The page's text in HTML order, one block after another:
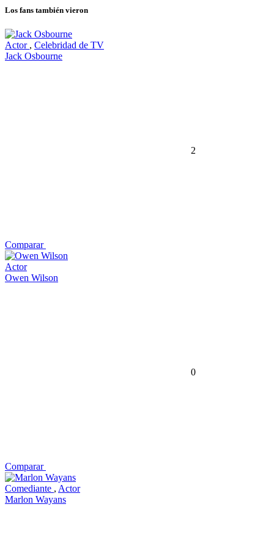
Los fans también vieron
Actor , Celebridad de TV
Jack Osbourne
2
Comparar
Actor
Owen Wilson
0
Comparar
Comediante , Actor
Marlon Wayans